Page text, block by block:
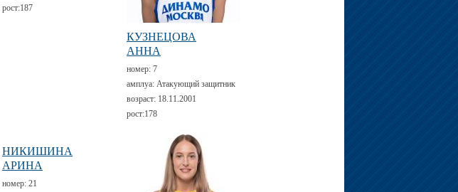
рост:187
КУЗНЕЦОВА
АННА
номер: 7
амплуа: Атакующий защитник
возраст: 18.11.2001
рост:178
НИКИШИНА
АРИНА
номер: 21